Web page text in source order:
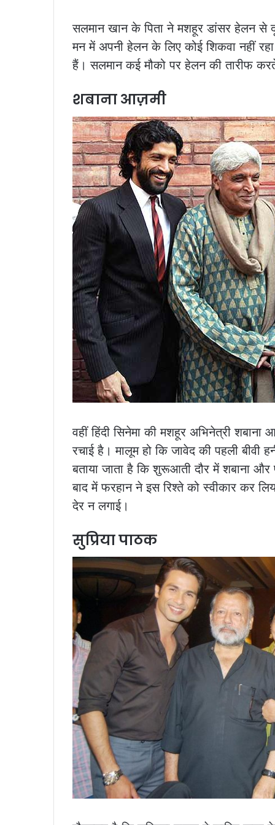
सलमान खान के पिता ने मशहूर डांसर हेलन से
मन में अपनी हेलन के लिए कोई शिकवा नहीं
हैं। सलमान कई मौको पर हेलन की तारीफ
शबाना आज़मी
वहीं हिंदी सिनेमा की मशहूर अभिनेत्री
रचाई है। मालूम हो कि जावेद की पहली बीवी
बताया जाता है कि शुरूआती दौर में शबाना और
बाद में फरहान ने इस रिश्ते को स्वीकार कर
देर न लगाई।
सुप्रिया पाठक